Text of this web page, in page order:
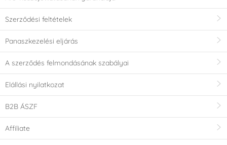
Szerződési feltételek
Panaszkezelési eljárás
A szerződés felmondásának szabályai
Elállási nyilatkozat
B2B ÁSZF
Affiliate